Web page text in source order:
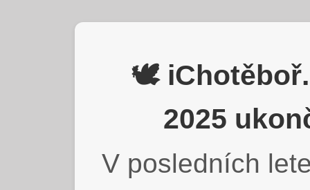
🕊️
2025
V posledních